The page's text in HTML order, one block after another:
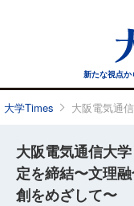
新たな視点か
大学Times 大阪電気通
大阪電気通信大
定を締結〜文理
創をめざして〜